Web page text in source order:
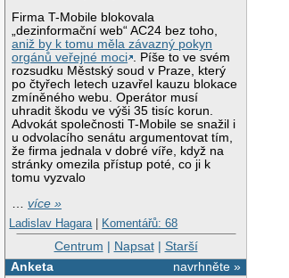
Firma T-Mobile blokovala
„dezinformační web“ AC24 bez toho,
aniž by k tomu měla závazný pokyn
orgánů veřejné moci . Píše to ve svém
rozsudku Městský soud v Praze, který
po čtyřech letech uzavřel kauzu blokace
zmíněného webu. Operátor musí
uhradit škodu ve výši 35 tisíc korun.
Advokát společnosti T-Mobile se snažil i
u odvolacího senátu argumentovat tím,
že firma jednala v dobré víře, když na
stránky omezila přístup poté, co ji k
tomu vyzvalo
…více »
Ladislav Hagara | Komentářů: 68
Centrum | Napsat| Starší
navrhněte »
Anketa